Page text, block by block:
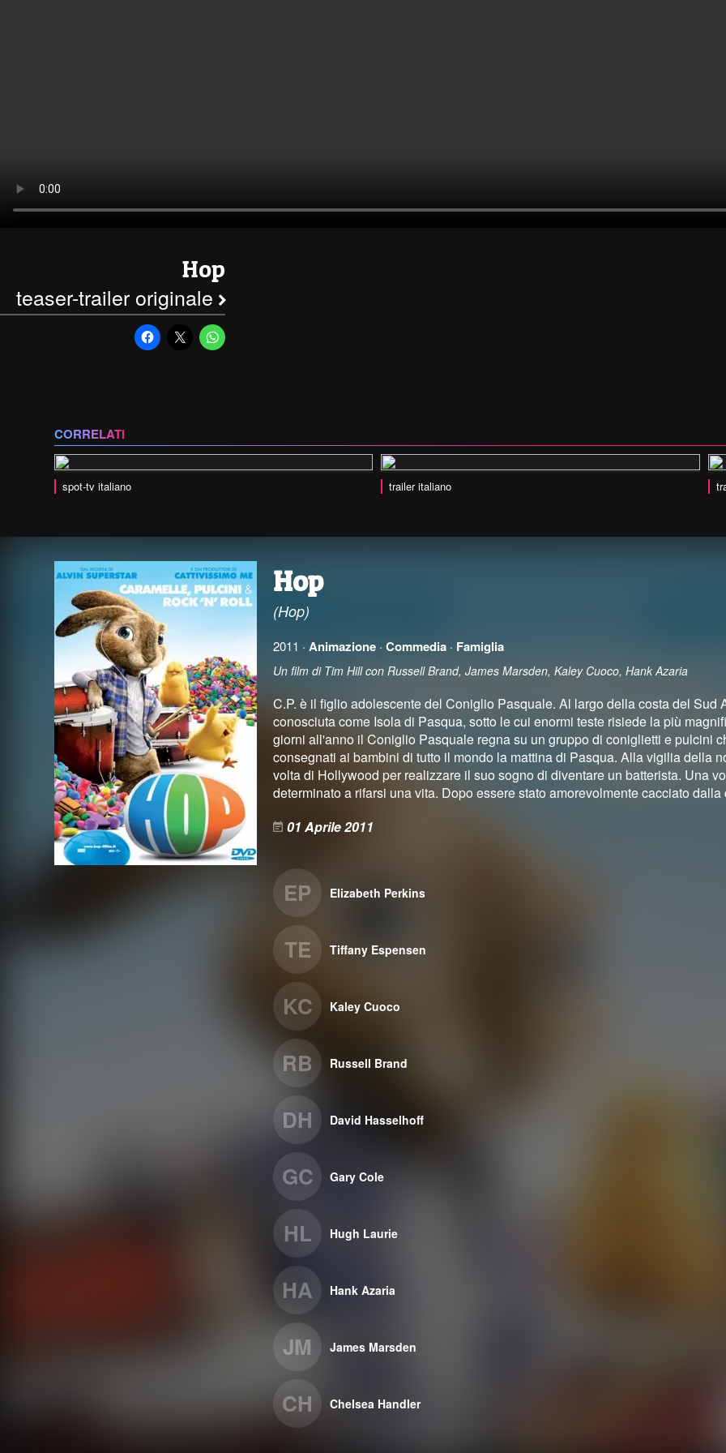
Hop
teaser-trailer originale
CORRELATI
spot-tv italiano trailer italiano
Hop
(Hop)
2011 · Animazione ·Commedia · Famiglia
Un film di Tim Hill con Russell Brand, James Marsden, Kaley Cuoco, Hank Azaria
C.P. è il figlio adolescente del Coniglio Pasquale. Al largo della costa del
conosciuta come Isola di Pasqua, sotto le cui enormi teste risiede la più
giorni all'anno il Coniglio Pasquale regna su un gruppo di coniglietti e pulcini
consegnati ai bambini di tutto il mondo la mattina di Pasqua. Alla vigilia della
volta di Hollywood per realizzare il suo sogno di diventare un batterista. Una
determinato a rifarsi una vita. Dopo essere stato amorevolmente cacciato
01 Aprile 2011
EP Elizabeth Perkins
TE Tiffany Espensen
KC Kaley Cuoco
RB Russell Brand
DH David Hasselhoff
GC Gary Cole
HL Hugh Laurie
HA Hank Azaria
JM James Marsden
CH Chelsea Handler